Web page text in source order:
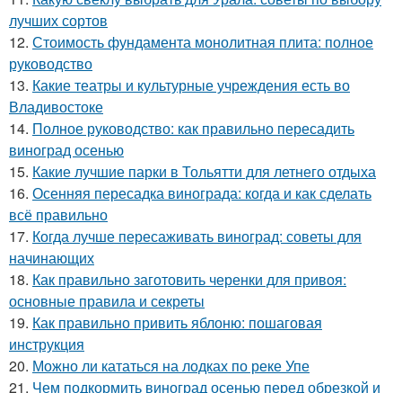
лучших сортов
12. Стоимость фундамента монолитная плита: полное
руководство
13. Какие театры и культурные учреждения есть во
Владивостоке
14. Полное руководство: как правильно пересадить
виноград осенью
15. Какие лучшие парки в Тольятти для летнего отдыха
16. Осенняя пересадка винограда: когда и как сделать
всё правильно
17. Когда лучше пересаживать виноград: советы для
начинающих
18. Как правильно заготовить черенки для привоя:
основные правила и секреты
19. Как правильно привить яблоню: пошаговая
инструкция
20. Можно ли кататься на лодках по реке Упе
21. Чем подкормить виноград осенью перед обрезкой и